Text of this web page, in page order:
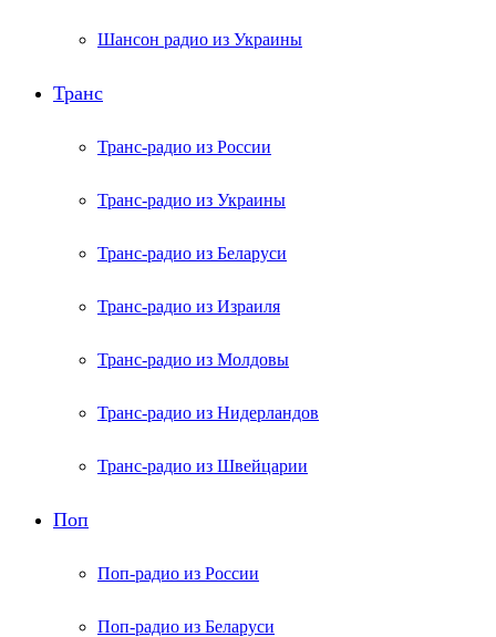
Шансон радио из Украины
Транс
Транс-радио из России
Транс-радио из Украины
Транс-радио из Беларуси
Транс-радио из Израиля
Транс-радио из Молдовы
Транс-радио из Нидерландов
Транс-радио из Швейцарии
Поп
Поп-радио из России
Поп-радио из Беларуси